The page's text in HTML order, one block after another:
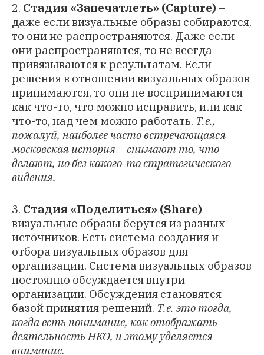
2. Стадия «Запечатлеть» (Capture) –
даже если визуальные образы собираются,
то они не распространяются. Даже если
они распространяются, то не всегда
привязываются к результатам. Если
решения в отношении визуальных образов
принимаются, то они не воспринимаются
как что-то, что можно исправить, или как
что-то, над чем можно работать. Т.е.,
пожалуй, наиболее часто встречающаяся
московская история – снимают то, что
делают, но без какого-то стратегического
видения.
3. Стадия «Поделиться» (Share) –
визуальные образы берутся из разных
источников. Есть система создания и
отбора визуальных образов для
организации. Система визуальных образов
постоянно обсуждается внутри
организации. Обсуждения становятся
базой принятия решений. Т.е. это тогда,
когда есть понимание, как отображать
деятельность НКО, и этому уделяется
внимание.